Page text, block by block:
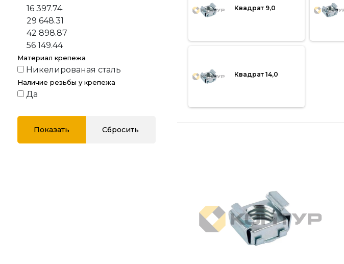
16 397.74
29 648.31
42 898.87
56 149.44
Материал крепежа
Никелированая сталь
Наличие резьбы у крепежа
Да
Квадрат 9,0
Квадрат 14,0